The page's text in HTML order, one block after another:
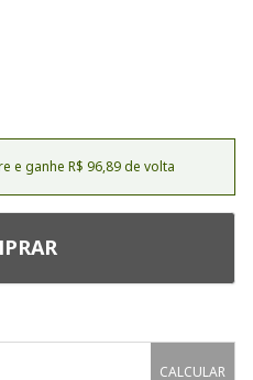
e ganhe R$ 96,89 de volta
CALCULAR